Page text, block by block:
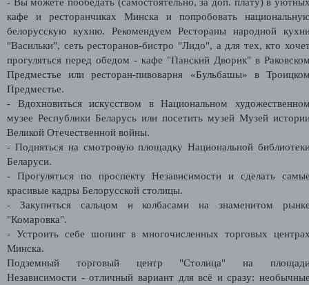
кафе и ресторанчиках Минска и попробовать
белорусскую кухню. Рекомендуем Рестораны народной
"Васильки", сеть ресторанов-бистро "Лидо", а для тех, кто
прогуляться перед обедом - кафе "Панский Дворик" в
Предместье или ресторан-пивоварня «Бульбашы» в
Предместье.
- Вдохновиться искусством в Национальном
музее Республики Беларусь или посетить музей Музей
Великой Отечественной войны.
- Подняться на смотровую площадку Национальной
Беларуси.
- Прогуляться по проспекту Независимости и сделать
красивые кадры Белорусской столицы.
- Закупиться сальцом и колбасами на знаменитом
"Комаровка".
- Устроить себе шопинг в многочисленных торговых
Минска.
Подземный торговый центр "Столица" на
Независимости - отличный вариант для всё и сразу: